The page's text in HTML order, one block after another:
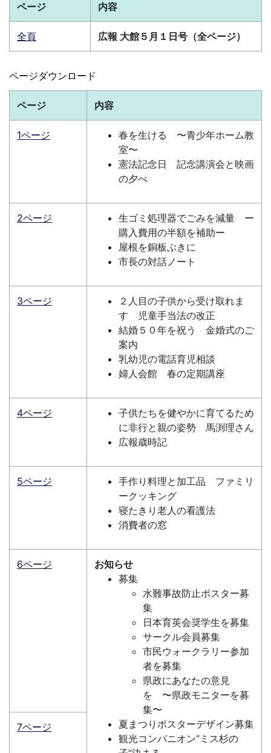
ページ 内容
全頁 広報 大館５月１日号（全ページ）
ページダウンロード
ページ 内容
1ページ
春を生ける 〜青少年ホーム教
室〜
憲法記念日 記念講演会と映画
の夕べ
2ページ
生ゴミ処理器でごみを減量 ー
購入費用の半額を補助ー
屋根を銅板ぶきに
市長の対話ノート
3ページ
２人目の子供から受け取れま
す 児童手当法の改正
結婚５０年を祝う 金婚式のご
案内
乳幼児の電話育児相談
婦人会館 春の定期講座
4ページ
子供たちを健やかに育てるため
に非行と親の姿勢 馬渕理さん
広報歳時記
5ページ
手作り料理と加工品 ファミリ
ークッキング
寝たきり老人の看護法
消費者の窓
6ページ
お知らせ
募集
水難事故防止ポスター募
集
日本育英会奨学生を募集
サークル会員募集
市民ウォークラリー参加
者を募集
県政にあなたの意見
を 〜県政モニターを募
集〜
夏まつりポスターデザイン募集
観光コンパニオン“ミス杉の
7ページ